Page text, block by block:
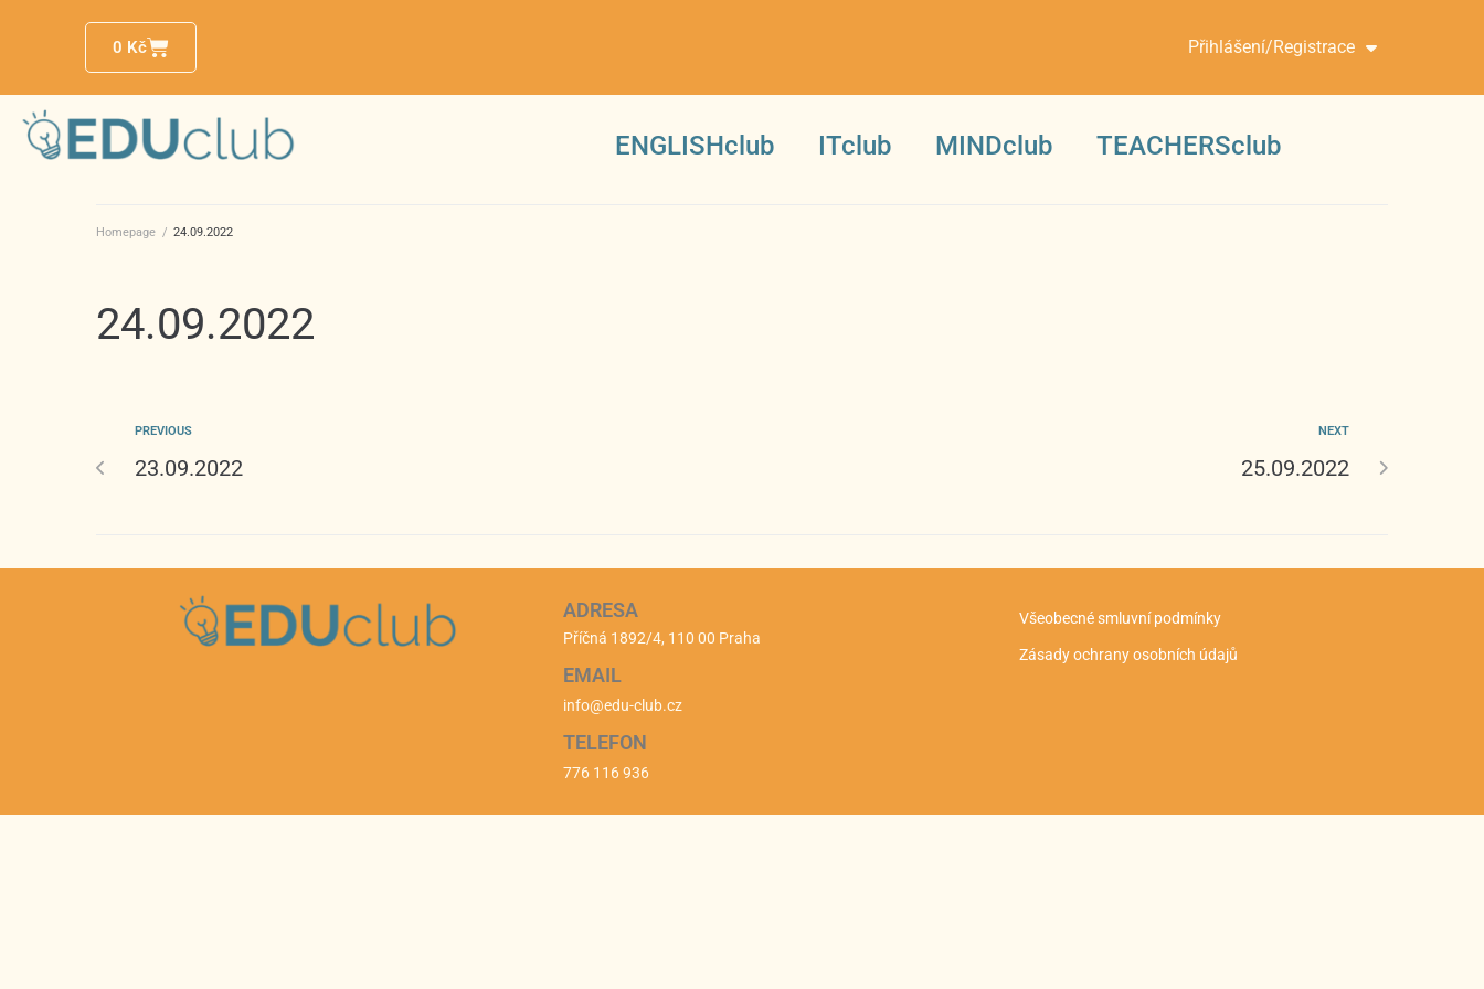
0 Kč Přihlášení/Registrace
ENGLISHclub ITclub MINDclub TEACHERSclub
Homepage / 24.09.2022
24.09.2022
PREVIOUS
23.09.2022
NEXT
25.09.2022
ADRESA
Příčná 1892/4, 110 00 Praha
EMAIL
info@edu-club.cz
TELEFON
776 116 936
Všeobecné smluvní podmínky
Zásady ochrany osobních údajů